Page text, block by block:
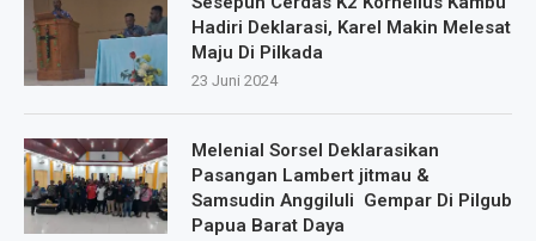
Hadiri Deklarasi, Karel Makin Melesat
Maju Di Pilkada
23 Juni 2024
Melenial Sorsel Deklarasikan
Pasangan Lambert jitmau &
Samsudin Anggiluli Gempar Di Pilgub
Papua Barat Daya